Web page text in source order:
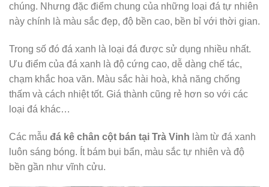
chúng. Nhưng đặc điểm chung của những loại đá tự nhiên
này chính là màu sắc đẹp, độ bền cao, bền bỉ với thời gian.
Trong số đó đá xanh là loại đá được sử dụng nhiều nhất.
Ưu điểm của đá xanh là độ cứng cao, dễ dàng chế tác,
chạm khắc hoa văn. Màu sắc hài hoà, khả năng chống
thấm và cách nhiệt tốt. Giá thành cũng rẻ hơn so với các
loại đá khác…
Các mẫu đá kê chân cột bán tại Trà Vinh làm từ đá xanh
luôn sáng bóng. Ít bám bụi bẩn, màu sắc tự nhiên và độ
bền gần như vĩnh cửu.